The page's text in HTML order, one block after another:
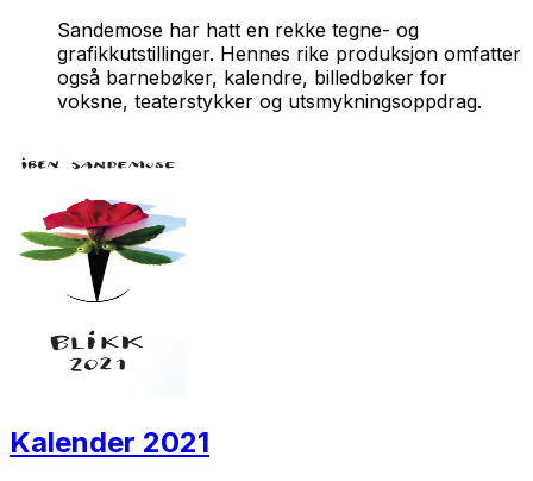
Sandemose har hatt en rekke tegne- og
grafikkutstillinger. Hennes rike produksjon omfatter
også barnebøker, kalendre, billedbøker for
voksne, teaterstykker og utsmykningsoppdrag.
Kalender 2021